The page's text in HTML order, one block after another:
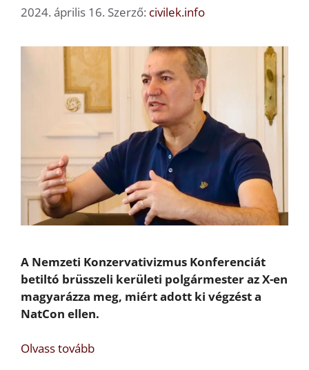
2024. április 16. Szerző: civilek.info
A Nemzeti Konzervativizmus Konferenciát
betiltó brüsszeli kerületi polgármester az X-en
magyarázza meg, miért adott ki végzést a
NatCon ellen.
Olvass tovább